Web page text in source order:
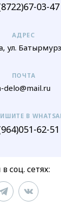
03-47
АДРЕС
ул.
ПОЧТА
delo@mail.ru
В
62-51
соц. сетях: